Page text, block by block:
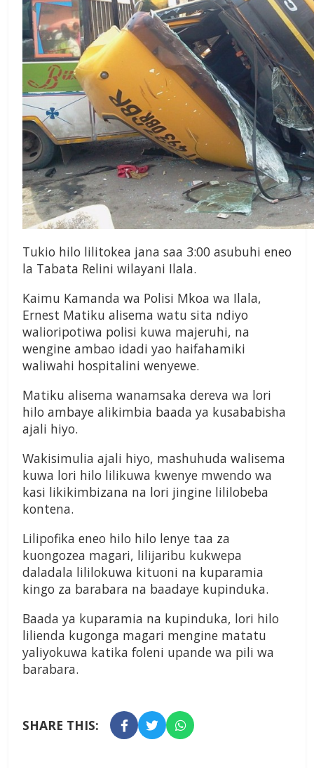
Tukio hilo lilitokea jana saa 3:00 asubuhi eneo
la Tabata Relini wilayani Ilala.
Kaimu Kamanda wa Polisi Mkoa wa Ilala,
Ernest Matiku alisema watu sita ndiyo
walioripotiwa polisi kuwa majeruhi, na
wengine ambao idadi yao haifahamiki
waliwahi hospitalini wenyewe.
Matiku alisema wanamsaka dereva wa lori
hilo ambaye alikimbia baada ya kusababisha
ajali hiyo.
Wakisimulia ajali hiyo, mashuhuda walisema
kuwa lori hilo lilikuwa kwenye mwendo wa
kasi likikimbizana na lori jingine lililobeba
kontena.
Lilipofika eneo hilo hilo lenye taa za
kuongozea magari, lilijaribu kukwepa
daladala lililokuwa kituoni na kuparamia
kingo za barabara na baadaye kupinduka.
Baada ya kuparamia na kupinduka, lori hilo
lilienda kugonga magari mengine matatu
yaliyokuwa katika foleni upande wa pili wa
barabara.
SHARE THIS: